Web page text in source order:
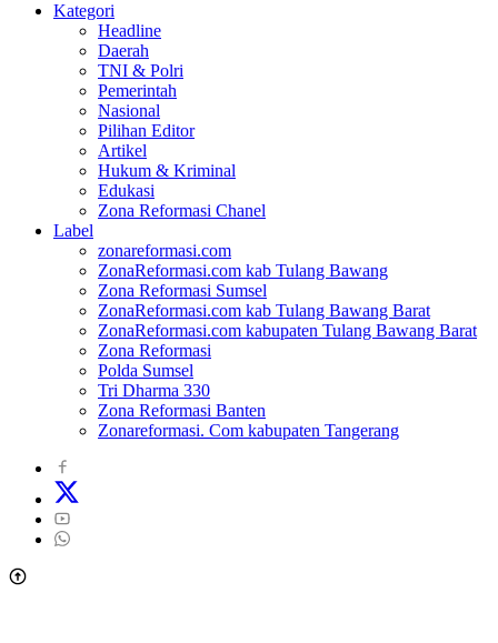
Kategori
Headline
Daerah
TNI & Polri
Pemerintah
Nasional
Pilihan Editor
Artikel
Hukum & Kriminal
Edukasi
Zona Reformasi Chanel
Label
zonareformasi.com
ZonaReformasi.com kab Tulang Bawang
Zona Reformasi Sumsel
ZonaReformasi.com kab Tulang Bawang Barat
ZonaReformasi.com kabupaten Tulang Bawang Barat
Zona Reformasi
Polda Sumsel
Tri Dharma 330
Zona Reformasi Banten
Zonareformasi. Com kabupaten Tangerang